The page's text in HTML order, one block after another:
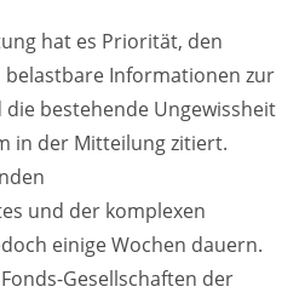
hat es Priorität, den
Informationen zur
bestehende Ungewissheit
in der Mitteilung zitiert.
und der komplexen
einige Wochen dauern.
Gesellschaften der